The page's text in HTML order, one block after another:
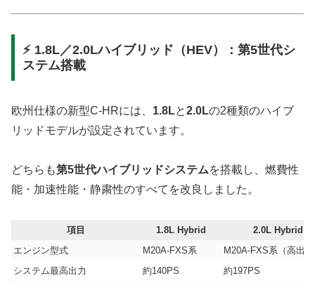
⚡ 1.8L／2.0Lハイブリッド（HEV）：第5世代シ
ステム搭載
欧州仕様の新型C-HRには、 1.8Lと2.0Lの2種類のハイブ
リッドモデルが設定されています。
どちらも第5世代ハイブリッドシステムを搭載し、燃費性
能・加速性能・静粛性のすべてを改良しました。
項目 1.8L Hybrid
2.0L Hybrid
エンジン型式
M20A-FXS系
M20A-FXS系（高出
システム最高出力
約140PS
約197PS